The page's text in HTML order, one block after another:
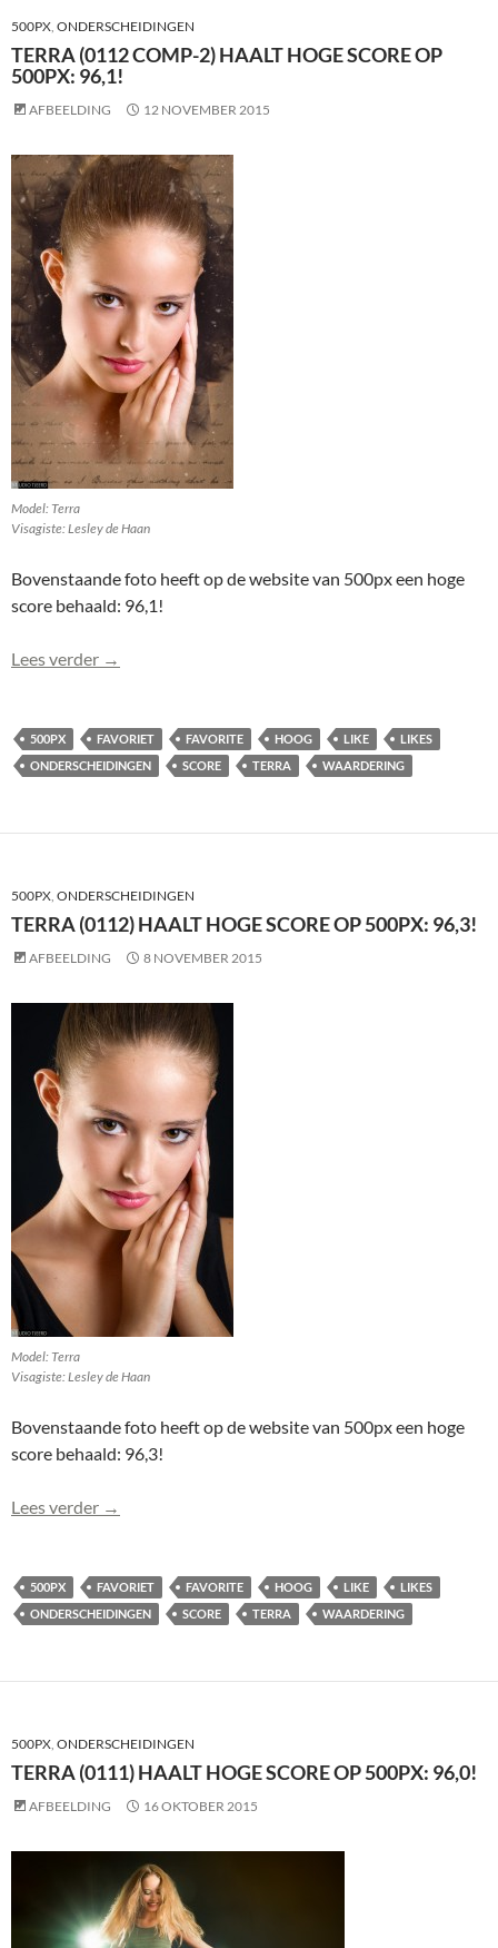
500PX ONDERSCHEIDINGEN
TERRA (0112 COMP-2) HAALT HOGE SCORE OP
500PX: 96,1!
AFBEELDING 12 NOVEMBER 2015
Model: Terra
Visagiste: Lesley de Haan
Bovenstaande foto heeft op de website van 500px een hoge
score behaald: 96,1!
Lees verder Terra (0112 comp-2) haalt hoge score op 500px:
→
500PX FAVORIET FAVORITE HOOG LIKE
LIKES
ONDERSCHEIDINGEN
SCORE TERRA WAARDERING
500PX ONDERSCHEIDINGEN
TERRA (0112) HAALT HOGE SCORE OP 500PX: 96,3!
AFBEELDING 8 NOVEMBER 2015
Model: Terra
Visagiste: Lesley de Haan
Bovenstaande foto heeft op de website van 500px een hoge
score behaald: 96,3!
Lees verder Terra (0112) haalt hoge score op 500px: 96,3!
→
500PX FAVORIET FAVORITE HOOG LIKE
LIKES
ONDERSCHEIDINGEN
SCORE TERRA WAARDERING
500PX ONDERSCHEIDINGEN
TERRA (0111) HAALT HOGE SCORE OP 500PX: 96,0!
AFBEELDING 16 OKTOBER 2015